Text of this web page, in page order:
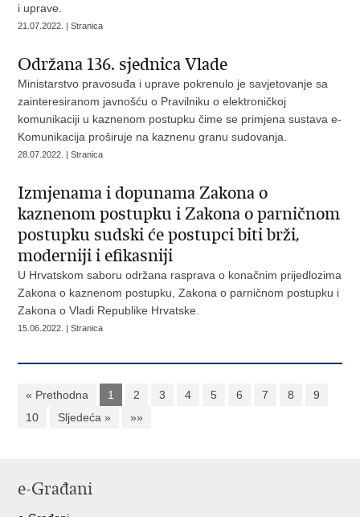
i uprave.
21.07.2022. | Stranica
Održana 136. sjednica Vlade
Ministarstvo pravosuđa i uprave pokrenulo je savjetovanje sa
zainteresiranom javnošću o Pravilniku o elektroničkoj
komunikaciji u kaznenom postupku čime se primjena sustava e-
Komunikacija proširuje na kaznenu granu sudovanja.
28.07.2022. | Stranica
Izmjenama i dopunama Zakona o
kaznenom postupku i Zakona o parničnom
postupku sudski će postupci biti brži,
moderniji i efikasniji
U Hrvatskom saboru održana rasprava o konačnim prijedlozima
Zakona o kaznenom postupku, Zakona o parničnom postupku i
Zakona o Vladi Republike Hrvatske.
15.06.2022. | Stranica
« Prethodna 1 2 3 4 5 6 7 8
9
10
Sljedeća » »»
e-Građani